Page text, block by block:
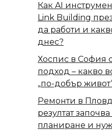
Как AI
Link Building
да работи и
днес?
Хоспис в София
подход – какво
„по-добър
Ремонти в
резултат
планиране и